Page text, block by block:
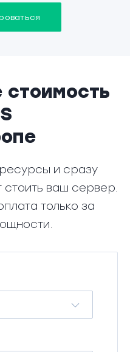
стоимость
и сразу
стоить ваш сервер.
только за